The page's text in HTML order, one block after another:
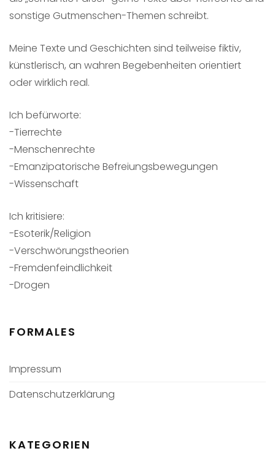
sonstige Gutmenschen-Themen schreibt.
Meine Texte und Geschichten sind teilweise fiktiv,
künstlerisch, an wahren Begebenheiten orientiert
oder wirklich real.
Ich befürworte:
-Tierrechte
-Menschenrechte
-Emanzipatorische Befreiungsbewegungen
-Wissenschaft
Ich kritisiere:
-Esoterik/Religion
-Verschwörungstheorien
-Fremdenfeindlichkeit
-Drogen
FORMALES
Impressum
Datenschutzerklärung
KATEGORIEN